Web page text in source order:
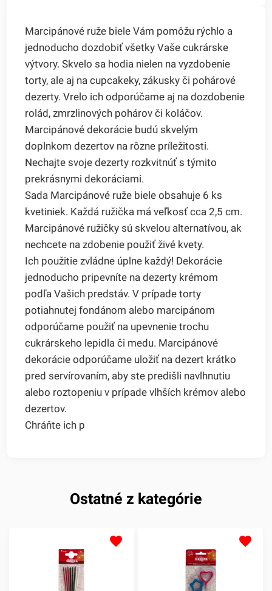
Marcipánové ruže biele Vám pomôžu rýchlo a
jednoducho dozdobiť všetky Vaše cukrárske
výtvory. Skvelo sa hodia nielen na vyzdobenie
torty, ale aj na cupcakeky, zákusky či pohárové
dezerty. Vrelo ich odporúčame aj na dozdobenie
rolád, zmrzlinových pohárov či koláčov.
Marcipánové dekorácie budú skvelým
doplnkom dezertov na rôzne príležitosti.
Nechajte svoje dezerty rozkvitnúť s týmito
prekrásnymi dekoráciami.
Sada Marcipánové ruže biele obsahuje 6 ks
kvetiniek. Každá ružička má veľkosť cca 2,5 cm.
Marcipánové ružičky sú skvelou alternatívou, ak
nechcete na zdobenie použiť živé kvety.
Ich použitie zvládne úplne každý! Dekorácie
jednoducho pripevníte na dezerty krémom
podľa Vašich predstáv. V prípade torty
potiahnutej fondánom alebo marcipánom
odporúčame použiť na upevnenie trochu
cukrárskeho lepidla či medu. Marcipánové
dekorácie odporúčame uložiť na dezert krátko
pred servírovaním, aby ste predišli navlhnutiu
alebo roztopeniu v prípade vlhších krémov alebo
dezertov.
Chráňte ich p
Ostatné z kategórie